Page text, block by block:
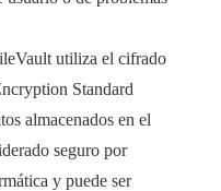
utiliza el cifrado
Standard
almacenados en el
seguro por
y puede ser